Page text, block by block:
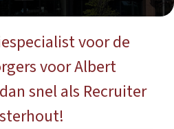
voor de
voor Albert
snel als Recruiter